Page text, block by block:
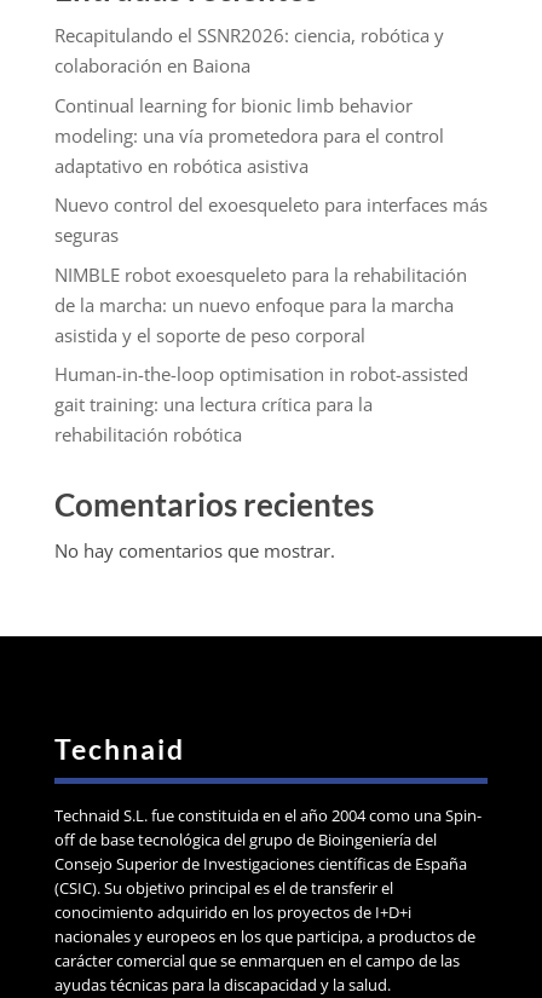
Recapitulando el SSNR2026: ciencia, robótica y
colaboración en Baiona
Continual learning for bionic limb behavior
modeling: una vía prometedora para el control
adaptativo en robótica asistiva
Nuevo control del exoesqueleto para interfaces más
seguras
NIMBLE robot exoesqueleto para la rehabilitación
de la marcha: un nuevo enfoque para la marcha
asistida y el soporte de peso corporal
Human-in-the-loop optimisation in robot-assisted
gait training: una lectura crítica para la
rehabilitación robótica
Comentarios recientes
No hay comentarios que mostrar.
Technaid
Technaid S.L. fue constituida en el año 2004 como una Spin-
off de base tecnológica del grupo de Bioingeniería del
Consejo Superior de Investigaciones científicas de España
(CSIC). Su objetivo principal es el de transferir el
conocimiento adquirido en los proyectos de I+D+i
nacionales y europeos en los que participa, a productos de
carácter comercial que se enmarquen en el campo de las
ayudas técnicas para la discapacidad y la salud.